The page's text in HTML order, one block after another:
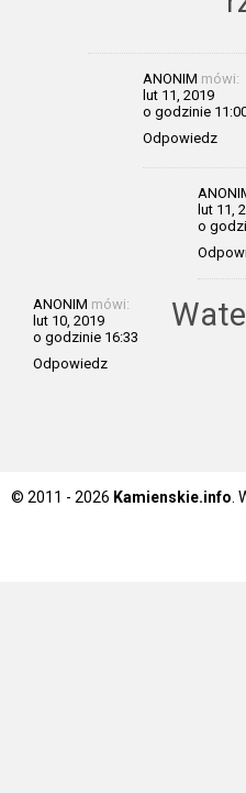
ANONIM mówi:
lut 11, 2019
o godzinie
Odpowiedz
lut 11,
o
ANONIM mówi:
lut 10, 2019
o godzinie 16:33
Odpowiedz
© 2011 - 2026 Kamienskie.info.